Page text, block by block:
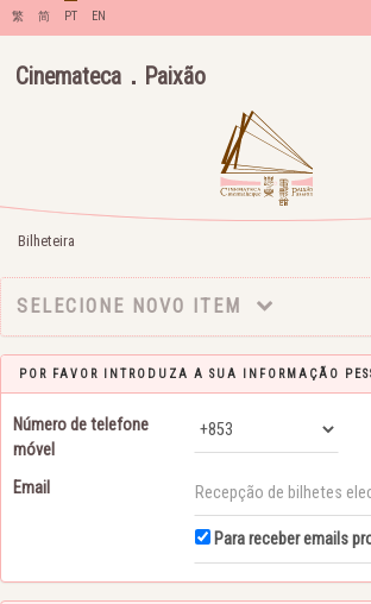
繁 简 PT EN
Cinemateca．Paixão
Bilheteira
SELECIONE NOVO ITEM
POR FAVOR INTRODUZA A SUA INFORMAÇÃO
Número de telefone
móvel
Email
Para receber emails